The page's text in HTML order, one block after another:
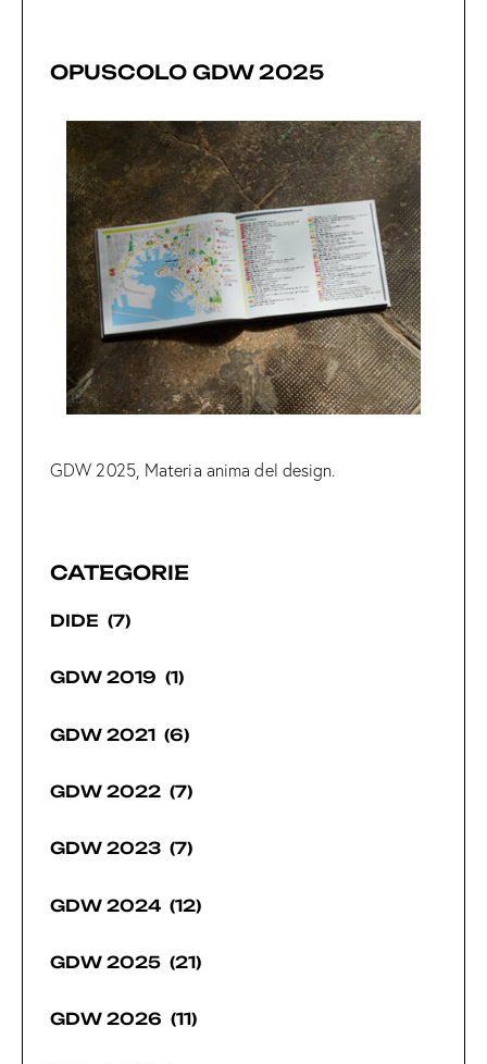
OPUSCOLO GDW 2025
GDW 2025, Materia anima del design.
CATEGORIE
DIDE (7)
GDW 2019 (1)
GDW 2021 (6)
GDW 2022 (7)
GDW 2023 (7)
GDW 2024 (12)
GDW 2025 (21)
GDW 2026 (11)